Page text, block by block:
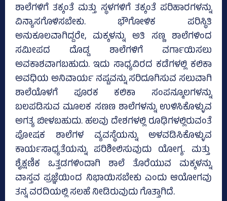
ಶಾಲೆಗಳಿಗೆ ತಕ್ಕಂತೆ ಮತ್ತು ಸ್ಥಳಗಳಿಗೆ ತಕ್ಕಂತೆ ಪರಿಹಾರಗಳನ್ನು
ವಿನ್ಯಾಸಗೊಳಿಸಬೇಕು. ಭೌಗೋಳಿಕ ಪರಿಸ್ಥಿತಿ
ಅನುಕೂಲವಾಗಿದ್ದರೇ, ಮಕ್ಕಳನ್ನು ಅತಿ ಸಣ್ಣ ಶಾಲೆಗಳಿಂದ
ಸಮೀಪದ ದೊಡ್ಡ ಶಾಲೆಗಳಿಗೆ ವರ್ಗಾಯಿಸಲು
ಅವಕಾಶವಾಗಬಹುದು. ಇದು ಸಾಧ್ಯವಿರದ ಕಡೆಗಳಲ್ಲಿ ಕಲಿಕಾ
ಅವಧಿಯ ಅನಿವಾರ್ಯ ನಷ್ಟವನ್ನು ಸರಿದೂಗಿಸುವ ಸಲುವಾಗಿ
ಶಾಲೆಯೊಳಗೆ ಪೂರಕ ಕಲಿಕಾ ಸಂಪನ್ಮೂಲಗಳನ್ನು
ಬಲಪಡಿಸುವ ಮೂಲಕ ಸಣಣ ಶಾಲೆಗಳನ್ನು ಉಳಿಸಿಕೊಳ್ಳುವ
ಅಗತ್ಯ ಬೀಳಬಹುದು. ಹಲವು ದೇಶಗಳಲ್ಲಿ ರೂಢಿಗಳಲ್ಲಿರುವಂತೆ
ಪೋಷಕ ಶಾಲೆಗಳ ವ್ಯವಸ್ಥೆಯನ್ನು ಅಳವಡಿಸಿಕೊಳ್ಳುವ
ಕಾರ್ಯಸಾಧ್ಯತೆಯನ್ನು ಪರಿಶೀಲಿಸುವುದು ಯೋಗ್ಯ. ಮತ್ತು
ಶೈಕ್ಷಣಿಕ ಒತ್ತಡಗಳಿಂದಾಗಿ ಶಾಲೆ ತೊರೆಯುವ ಮಕ್ಕಳನ್ನು
ವಾಸ್ತವ ಪ್ರಜ್ಞೆಯಿಂದ ನಿಭಾಯಿಸಬೇಕು ಎಂದು ಆಯೋಗವು
ತನ್ನ ವರದಿಯಲ್ಲಿ ಸಲಹೆ ನೀಡಿರುವುದು ಗೊತ್ತಾಗಿದೆ.